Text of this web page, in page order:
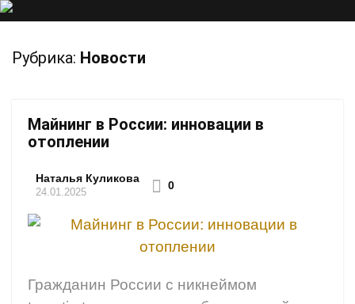
Рубрика: Новости
Майнинг в России: инновации в
отоплении
Наталья Куликова
24.01.2025
0
Гражданин России с никнеймом